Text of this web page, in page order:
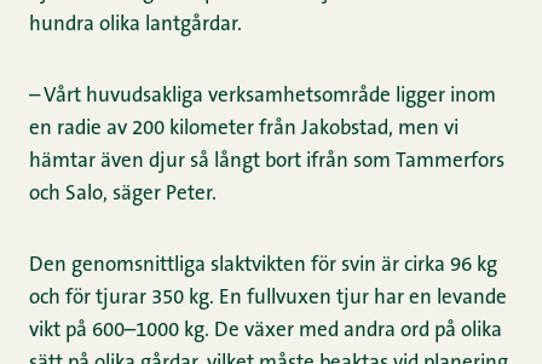
hundra olika lantgårdar.
– Vårt huvudsakliga verksamhetsområde ligger inom
en radie av 200 kilometer från Jakobstad, men vi
hämtar även djur så långt bort ifrån som Tammerfors
och Salo, säger Peter.
Den genomsnittliga slaktvikten för svin är cirka 96 kg
och för tjurar 350 kg. En fullvuxen tjur har en levande
vikt på 600–1000 kg. De växer med andra ord på olika